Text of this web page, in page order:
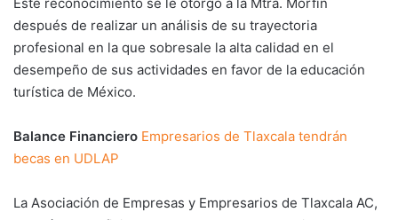
después de realizar un análisis de su trayectoria
profesional en la que sobresale la alta calidad en el
desempeño de sus actividades en favor de la educación
turística de México.
Balance Financiero Empresarios de Tlaxcala tendrán
becas en UDLAP
La Asociación de Empresas y Empresarios de Tlaxcala AC,